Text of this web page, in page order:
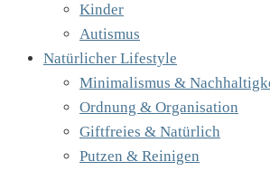
Kinder
Autismus
Natürlicher Lifestyle
Minimalismus &
Ordnung & Organisation
Giftfreies & Natürlich
Putzen & Reinigen